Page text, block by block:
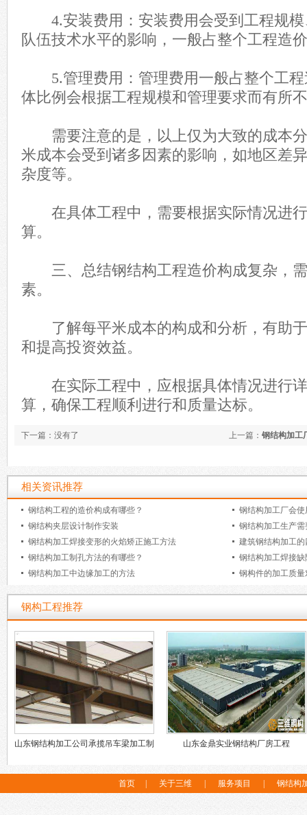
4.安装费用：安装费用会受到工程规模
队伍技术水平的影响，一般占整个工程造
5.管理费用：管理费用一般占整个工程
体比例会根据工程规模和管理要求而有所
需要注意的是，以上仅为大致的成本分
米成本会受到诸多因素的影响，如地区差
杂度等。
在具体工程中，需要根据实际情况进行
算。
三、总结钢结构工程造价构成复杂，需
素。
了解每平米成本的构成和分析，有助于
和提高投资效益。
在实际工程中，应根据具体情况进行详
算，确保工程顺利进行和质量达标。
上一篇： 钢结构加工
下一篇：没有了
相关资讯推荐
钢结构工程的造价构成有哪些？
钢结构加工厂会
钢结构夹层设计制作安装
钢结构加工生产
钢结构加工焊接变形的火焰矫正施工方法
建筑钢结构加工
钢结构加工制孔方法的有哪些？
钢结构加工焊接
钢结构加工中边缘加工的方法
钢构件的加工质
钢构工程推荐
山东钢结构加工公司承揽吊车梁加工制
山东金鼎实业钢结构厂房工程
首页 关于三维 服务项目 钢结构